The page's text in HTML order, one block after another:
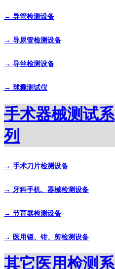
→ 导管检测设备
→ 导尿管检测设备
→ 导丝检测设备
→ 球囊测试仪
手术器械测试系
列
→ 手术刀片检测设备
→ 牙科手机、器械检测设备
→ 节育器检测设备
→ 医用镊、钳、剪检测设备
其它医用检测系